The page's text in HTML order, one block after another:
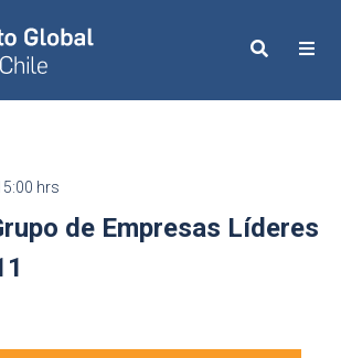
Search
hrs
de Empresas Líderes